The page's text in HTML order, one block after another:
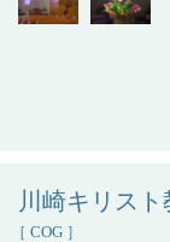
川崎キリスト
［ COG ］